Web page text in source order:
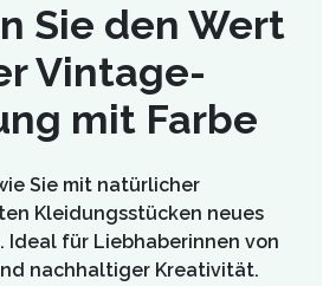
Sie den Wert
Vintage-
mit Farbe
Sie mit natürlicher
Kleidungsstücken neues
Ideal für Liebhaberinnen von
nachhaltiger Kreativität.